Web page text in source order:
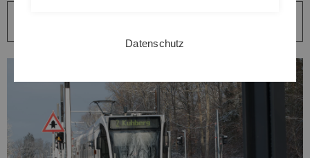
Datenschutz